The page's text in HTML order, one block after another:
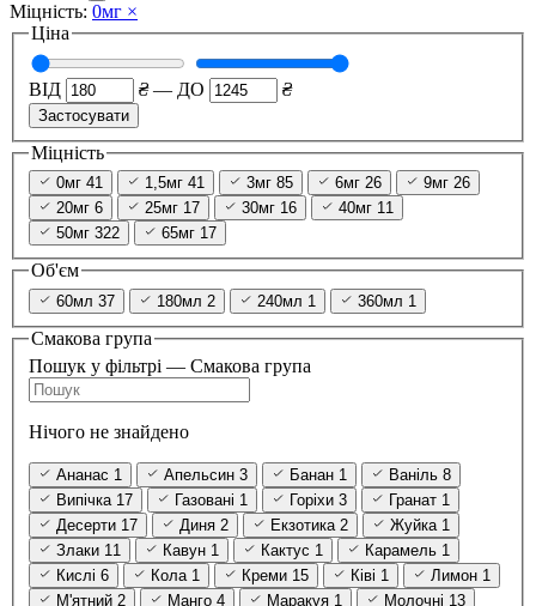
Міцність: 0мг ×
Ціна
ВІД ₴ — ДО ₴
Застосувати
Міцність
0мг 41 1,5мг 41 3мг 85 6мг 26 9мг 26
20мг 6 25мг 17 30мг 16 40мг 11
50мг 322 65мг 17
Об'єм
60мл 37 180мл 2 240мл 1 360мл 1
Смакова група
Пошук у фільтрі — Смакова група
Нічого не знайдено
Ананас 1 Апельсин 3 Банан 1 Ваніль 8
Випічка 17 Газовані 1 Горіхи 3 Гранат 1
Десерти 17 Диня 2 Екзотика 2 Жуйка 1
Злаки 11 Кавун 1 Кактус 1 Карамель 1
Кислі 6 Кола 1 Креми 15 Ківі 1 Лимон 1
М'ятний 2 Манго 4 Маракуя 1 Молочні 13